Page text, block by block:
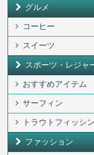
グルメ
コーヒー
スイーツ
スポーツ・レジャ
おすすめアイテム
サーフィン
トラウトフィッシ
ファッション